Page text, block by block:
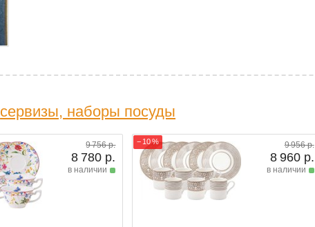
сервизы, наборы посуды
9 756 р.
8 780 р.
в наличии
− 10 % 9 956 р.
8 960 р.
в наличии